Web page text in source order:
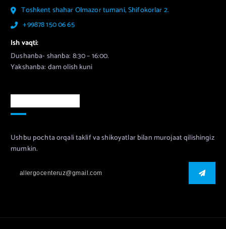
Toshkent shahar Olmazor tumani, Shifokorlar 2.
+99878 150 06 65
Ish vaqti:
Dushanba- shanba: 8:30 – 16:00.
Yakshanba: dam olish kuni
Ushbu pochta orqali taklif va shikoyatlar bilan murojaat qilishingiz
mumkin.